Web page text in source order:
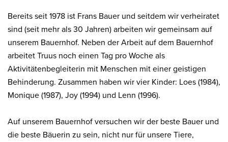
Bereits seit 1978 ist Frans Bauer und seitdem wir verheiratet
sind (seit mehr als 30 Jahren) arbeiten wir gemeinsam auf
unserem Bauernhof. Neben der Arbeit auf dem Bauernhof
arbeitet Truus noch einen Tag pro Woche als
Aktivitätenbegleiterin mit Menschen mit einer geistigen
Behinderung. Zusammen haben wir vier Kinder: Loes (1984),
Monique (1987), Joy (1994) und Lenn (1996).
Auf unserem Bauernhof versuchen wir der beste Bauer und
die beste Bäuerin zu sein, nicht nur für unsere Tiere,